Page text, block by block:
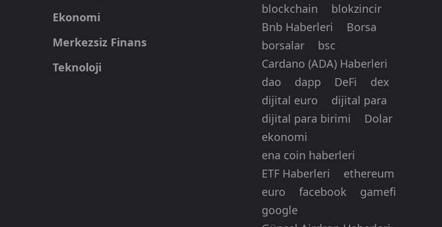
Ekonomi
Merkezsiz Finans
Teknoloji
blockchain
blokzincir
Bnb Haberleri
Borsa
borsalar
bsc
Cardano (ADA) Haberleri
dao
dapp DeFi
dex
dijital euro
dijital para
dijital para birimi
Dolar
ekonomi
ena coin haberleri
ETF Haberleri
ethereum
euro
facebook
gamefi
google